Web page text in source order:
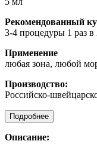
Рекомендованный
3-4 процедуры 1 раз в
Применение
любая зона, любой
Производство:
Российско-
Подробнее
Описание: